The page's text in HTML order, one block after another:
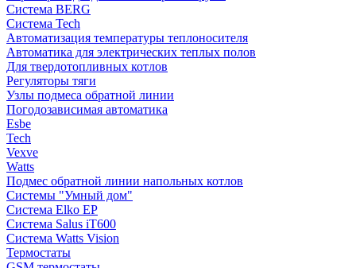
Система BERG
Система Tech
Автоматизация температуры теплоносителя
Автоматика для электрических теплых полов
Для твердотопливных котлов
Регуляторы тяги
Узлы подмеса обратной линии
Погодозависимая автоматика
Esbe
Tech
Vexve
Watts
Подмес обратной линии напольных котлов
Системы "Умный дом"
Система Elko EP
Система Salus iT600
Система Watts Vision
Термостаты